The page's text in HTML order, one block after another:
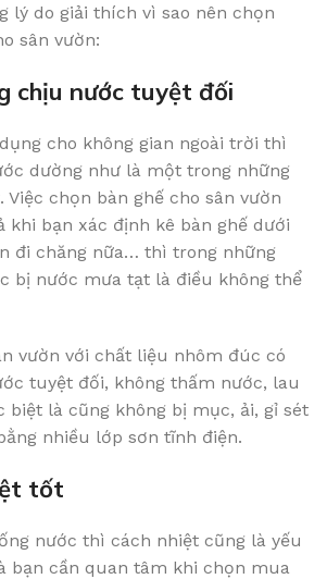
lý do giải thích vì sao nên chọn
sân vườn:
chịu nước tuyệt đối
cho không gian ngoài trời thì
dường như là một trong những
chọn bàn ghế cho sân vườn
khi bạn xác định kê bàn ghế dưới
đi chăng nữa… thì trong những
bị nước mưa tạt là điều không thể
vườn với chất liệu nhôm đúc có
tuyệt đối, không thấm nước, lau
biệt là cũng không bị mục, ải, gỉ sét
nhiều lớp sơn tĩnh điện.
tốt
nước thì cách nhiệt cũng là yếu
bạn cần quan tâm khi chọn mua